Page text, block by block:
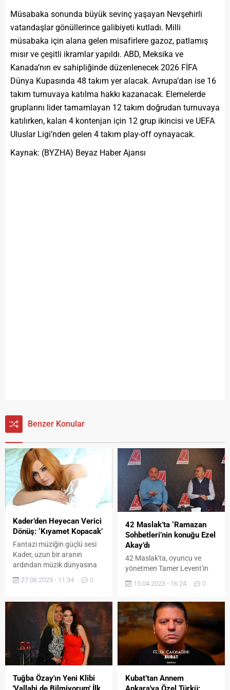
Müsabaka sonunda büyük sevinç yaşayan Nevşehirli
vatandaşlar gönüllerince galibiyeti kutladı. Milli
müsabaka için alana gelen misafirlere gazoz, patlamış
mısır ve çeşitli ikramlar yapıldı. ABD, Meksika ve
Kanada’nın ev sahipliğinde düzenlenecek 2026 FİFA
Dünya Kupasında 48 takım yer alacak. Avrupa’dan ise 16
takım turnuvaya katılma hakkı kazanacak. Elemelerde
gruplarını lider tamamlayan 12 takım doğrudan turnuvaya
katılırken, kalan 4 kontenjan için 12 grup ikincisi ve UEFA
Uluslar Ligi’nden gelen 4 takım play-off oynayacak.
Kaynak: (BYZHA) Beyaz Haber Ajansı
Benzer Konular
Kader’den Heyecan Verici
Dönüş: ‘Kıyamet Kopacak’
Fantazi müziğin güçlü sesi
Kader, uzun bir aranın
ardından müzik dünyasına
muhteşem bir geri dönüş
yaptı! Yeni şarkısı "Kıyamet
büyüleyecek.
27.06.2023 - 11:34 0
42 Maslak’ta ‘Ramazan
Sohbetleri’nin konuğu Ezel
Akay’dı
42 Maslak'ta, oyuncu ve
yönetmen Tamer Levent'in
‘Ramazan Sohbetleri’nin
Akay oldu.
15.04.2023 - 16:24 0
Tuğba Özay'ın Yeni Klibi
Kubat’tan Annem